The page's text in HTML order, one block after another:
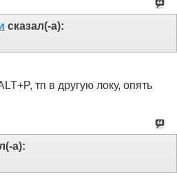
сказал(-а):
тп в другую локу, опять
а):